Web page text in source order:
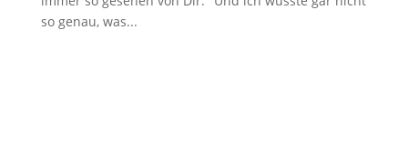
so genau, was...